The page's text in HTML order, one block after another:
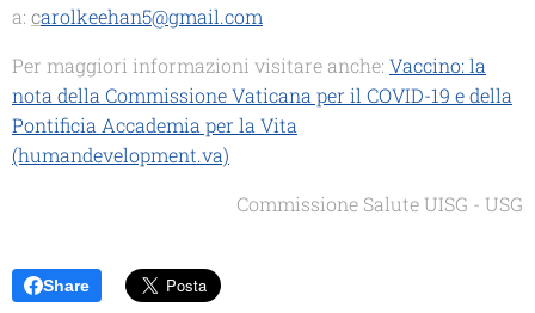
a: carolkeehan5@gmail.com
Per maggiori informazioni visitare anche: Vaccino: la
nota della Commissione Vaticana per il COVID-19 e della
Pontificia Accademia per la Vita
(humandevelopment.va)
Commissione Salute UISG - USG
Share